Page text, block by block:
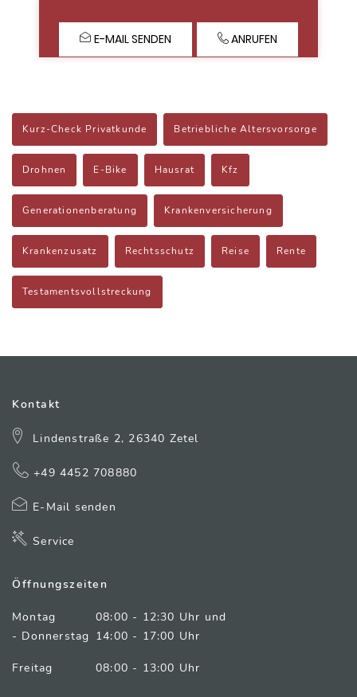
E-MAIL SENDEN ANRUFEN
Kurz-Check Privatkunde Betriebliche Altersvorsorge
Drohnen E-Bike Hausrat Kfz
Generationenberatung Krankenversicherung
Krankenzusatz Rechtsschutz Reise Rente
Testamentsvollstreckung
Kontakt
Lindenstraße 2, 26340 Zetel
+49 4452 708880
E-Mail senden
Service
Öffnungszeiten
Montag
- Donnerstag
08:00 - 12:30 Uhr und
14:00 - 17:00 Uhr
Freitag 08:00 - 13:00 Uhr